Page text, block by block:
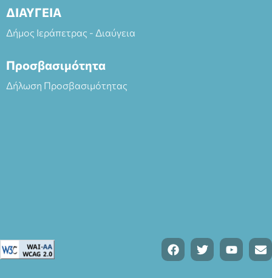
ΔΙΑΥΓΕΙΑ
Δήμος Ιεράπετρας - Διαύγεια
Προσβασιμότητα
Δήλωση Προσβασιμότητας